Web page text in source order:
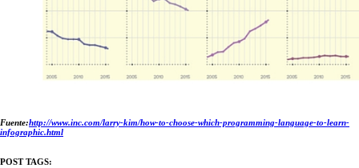
Fuente:http://www.inc.com/larry-kim/how-to-choose-which-programming-language-to-learn-
infographic.html
POST TAGS: